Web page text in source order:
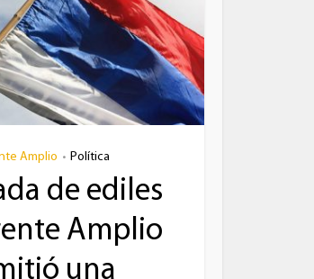
Amplio • Política
de ediles
Amplio
una